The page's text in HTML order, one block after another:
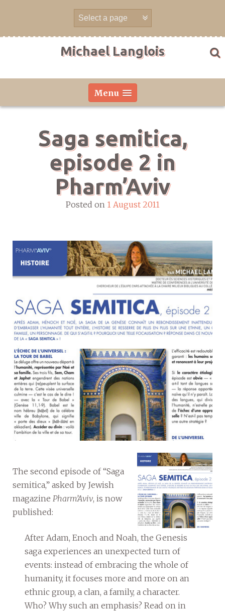
Michael Langlois
Menu
Saga semitica,
episode 2 in
Pharm’Aviv
Posted on 1 August 2011
The second episode of “Saga
semitica,” asked by Jewish
magazine Pharm’Aviv, is now
published:
After Adam, Enoch and Noah, the Genesis
saga experiences an unexpected turn of
events: instead of embracing the whole of
humanity, it focuses more and more on an
ethnic group, a clan, a family, a character.
Who? Why such an emphasis? Read on in